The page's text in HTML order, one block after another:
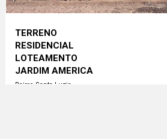
TERRENO
RESIDENCIAL
LOTEAMENTO
JARDIM AMERICA
Bairro Santa Luzia